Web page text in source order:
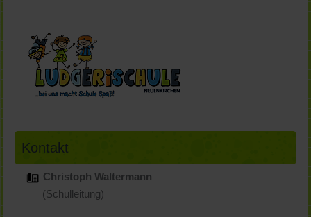
Kontakt
Christoph Waltermann
(Schulleitung)